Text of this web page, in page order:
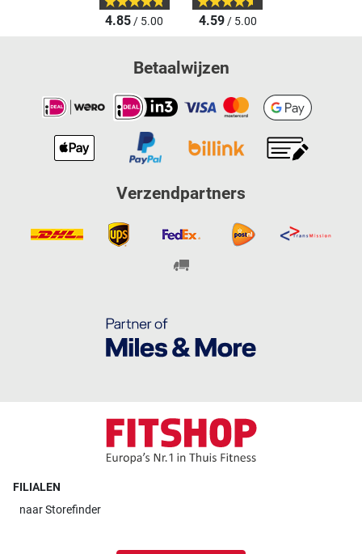
4.85/ 5.00 4.59/ 5.00
Betaalwijzen
Verzendpartners
FILIALEN
naarStorefinder